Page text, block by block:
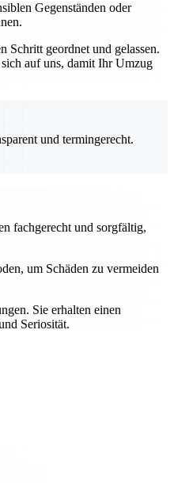
Gegenständen oder
Schritt geordnet und gelassen.
auf uns, damit Ihr Umzug
und termingerecht.
fachgerecht und sorgfältig,
um Schäden zu vermeiden
Sie erhalten einen
Seriosität.